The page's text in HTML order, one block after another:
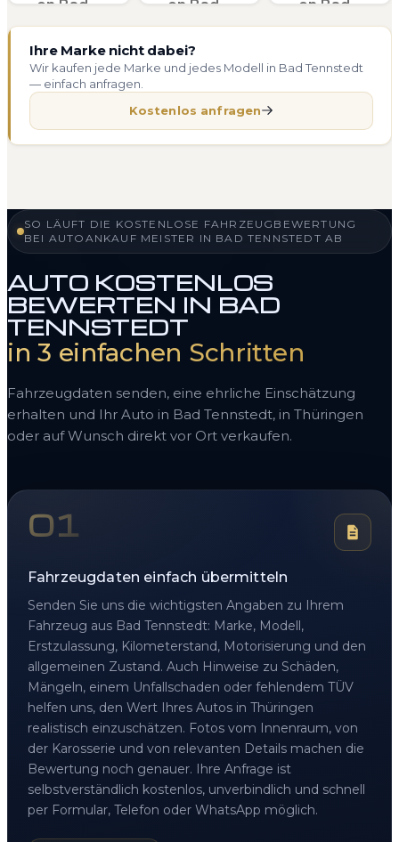
Ihre Marke nicht dabei?
Wir kaufen jede Marke und jedes Modell in Bad Tennstedt
— einfach anfragen.
Kostenlos anfragen
SO LÄUFT DIE KOSTENLOSE FAHRZEUGBEWERTUNG
BEI AUTOANKAUF MEISTER IN BAD TENNSTEDT AB
AUTO KOSTENLOS
BEWERTEN IN BAD
TENNSTEDT
in 3 einfachen Schritten
Fahrzeugdaten senden, eine ehrliche Einschätzung
erhalten und Ihr Auto in Bad Tennstedt, in Thüringen
oder auf Wunsch direkt vor Ort verkaufen.
01
Fahrzeugdaten einfach übermitteln
Senden Sie uns die wichtigsten Angaben zu Ihrem
Fahrzeug aus Bad Tennstedt: Marke, Modell,
Erstzulassung, Kilometerstand, Motorisierung und den
allgemeinen Zustand. Auch Hinweise zu Schäden,
Mängeln, einem Unfallschaden oder fehlendem TÜV
helfen uns, den Wert Ihres Autos in Thüringen
realistisch einzuschätzen. Fotos vom Innenraum, von
der Karosserie und von relevanten Details machen die
Bewertung noch genauer. Ihre Anfrage ist
selbstverständlich kostenlos, unverbindlich und schnell
per Formular, Telefon oder WhatsApp möglich.